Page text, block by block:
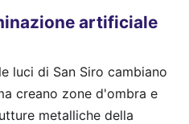
artificiale
luci di San Siro cambiano
creano zone d'ombra e
metalliche della